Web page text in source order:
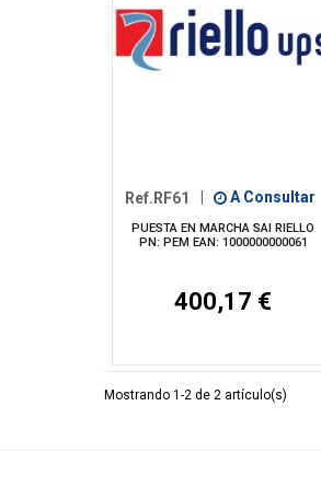
Ref.RF61 A Consultar
PUESTA EN MARCHA SAI RIELLO
PN: PEM EAN: 1000000000061
400,17 €
Mostrando 1-2 de 2 artículo(s)